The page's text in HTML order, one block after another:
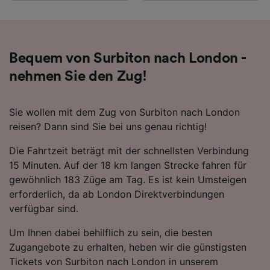
Bequem von Surbiton nach London -
nehmen Sie den Zug!
Sie wollen mit dem Zug von Surbiton nach London
reisen? Dann sind Sie bei uns genau richtig!
Die Fahrtzeit beträgt mit der schnellsten Verbindung
15 Minuten. Auf der 18 km langen Strecke fahren für
gewöhnlich 183 Züge am Tag. Es ist kein Umsteigen
erforderlich, da ab London Direktverbindungen
verfügbar sind.
Um Ihnen dabei behilflich zu sein, die besten
Zugangebote zu erhalten, heben wir die günstigsten
Tickets von Surbiton nach London in unserem